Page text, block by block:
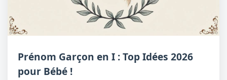
Prénom Garçon en I : Top Idées 2026
pour Bébé !